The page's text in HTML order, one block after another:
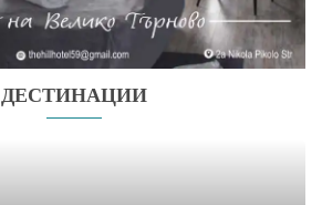
ДЕСТИНАЦИИ